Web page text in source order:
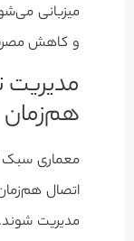
و کاهش
مدیریت
هم‌زمان
اتصال
مدیریت